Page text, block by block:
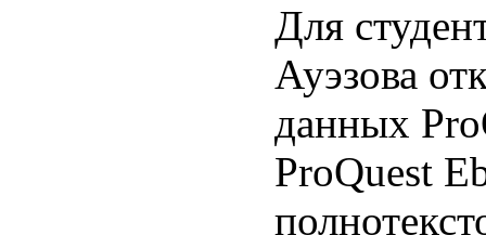
Для
Ауэзова
данных
ProQuest